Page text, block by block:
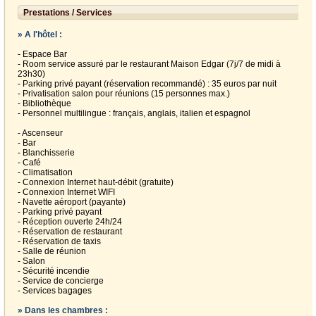
Prestations / Services
» A l'hôtel :
- Espace Bar
- Room service assuré par le restaurant Maison Edgar (7j/7 de midi à
23h30)
- Parking privé payant (réservation recommandé) : 35 euros par nuit
- Privatisation salon pour réunions (15 personnes max.)
- Bibliothèque
- Personnel multilingue : français, anglais, italien et espagnol
- Ascenseur
- Bar
- Blanchisserie
- Café
- Climatisation
- Connexion Internet haut-débit (gratuite)
- Connexion Internet WIFI
- Navette aéroport (payante)
- Parking privé payant
- Réception ouverte 24h/24
- Réservation de restaurant
- Réservation de taxis
- Salle de réunion
- Salon
- Sécurité incendie
- Service de concierge
- Services bagages
» Dans les chambres :